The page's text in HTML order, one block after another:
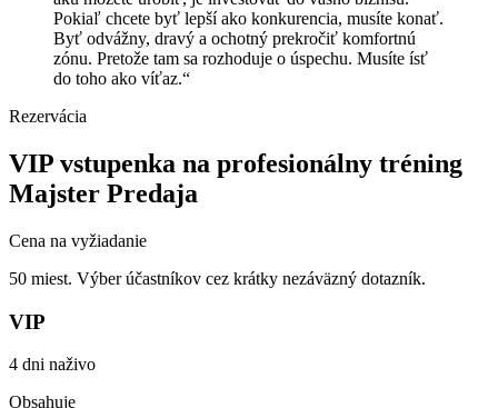
Pokiaľ chcete byť lepší ako konkurencia, musíte konať.
Byť odvážny, dravý a ochotný prekročiť komfortnú
zónu. Pretože tam sa rozhoduje o úspechu. Musíte ísť
do toho ako víťaz.“
Rezervácia
VIP vstupenka na profesionálny tréning
Majster Predaja
Cena na vyžiadanie
50 miest. Výber účastníkov cez krátky nezáväzný dotazník.
VIP
4 dni naživo
Obsahuje